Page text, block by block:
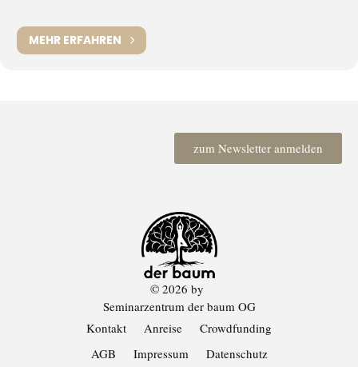
MEHR ERFAHREN
zum Newsletter anmelden
Kontakt Anreise Crowdfunding
© 2026 by
Seminarzentrum der baum OG
AGB Impressum Datenschutz